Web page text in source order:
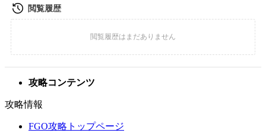
攻略コンテンツ
攻略情報
FGO攻略トップページ